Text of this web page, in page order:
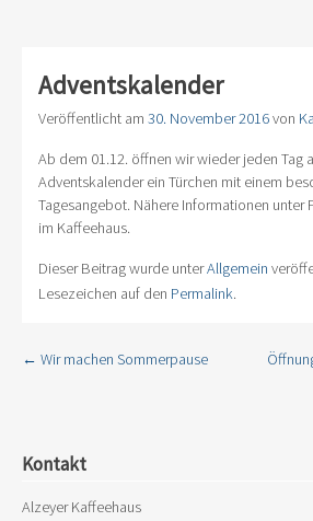
Adventskalender
Veröffentlicht am 30. November 2016von
Ab dem 01.12. öffnen wir wieder jeden Tag
Adventskalender ein Türchen mit einem
Tagesangebot. Nähere Informationen
im Kaffeehaus.
Dieser Beitrag wurde unterAllgemein
Lesezeichen auf den Permalink.
Beitragsnavigation
← Wir machen Sommerpause
Kontakt
Alzeyer Kaffeehaus